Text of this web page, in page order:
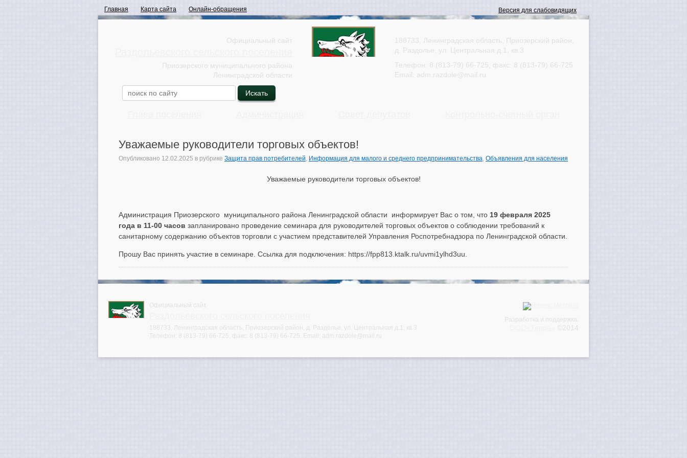
Главная Карта сайта Онлайн-обращения
Официальный сайт
Приозерского муниципального района
Ленинградской области
188733, Ленинградская область, Приозерский район,
д. Раздолье, ул. Центральная д.1, кв.3
Телефон: 8 (813-79) 66-725 , факс: 8 (813-79) 66-725
Email: adm.razdole@mail.ru
Уважаемые руководители торговых объектов!
Опубликовано 12.02.2025 в рубрике Защита прав потребителей, Информация для малого и среднего предпринимательства, Объявления для населения
Уважаемые руководители торговых объектов!
Администрация Приозерского муниципального района Ленинградской области информирует Вас о том, что 19 февраля 2025
года в 11-00 часов запланировано проведение семинара для руководителей торговых объектов о соблюдении требований к
санитарному содержанию объектов торговли с участием представителей Управления Роспотребнадзора по Ленинградской области.
Прошу Вас принять участие в семинаре. Ссылка для подключения: https://fpp813.ktalk.ru/uvmi1ylhd3uu.
Официальный сайт
188733, Ленинградская область, Приозерский район, д. Раздолье, ул. Центральная д.1, кв.3
Телефон:
8 (813-79) 66-725 , факс: 8 (813-79) 66-725 . Email: adm.razdole@mail.ru
Разработка и поддержка:
©2014